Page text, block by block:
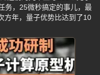
务，25微秒搞定的事儿，最
方年，量子优势比达到了10